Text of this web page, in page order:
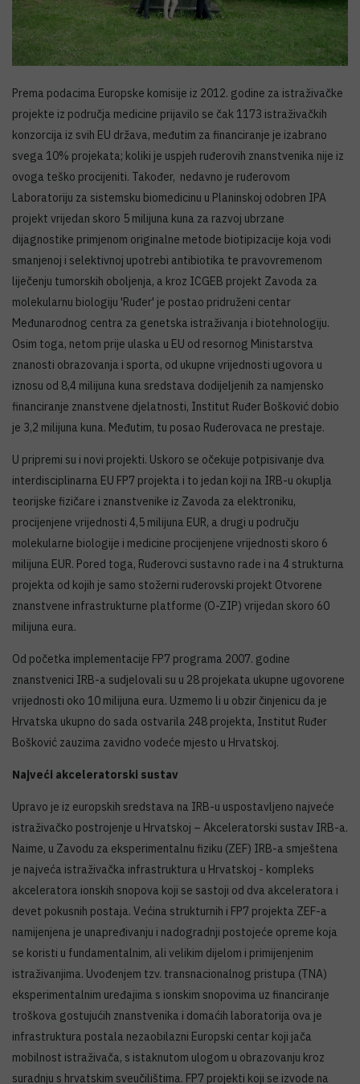
Prema podacima Europske komisije iz 2012. godine za istraživačke
projekte iz područja medicine prijavilo se čak 1173 istraživačkih
konzorcija iz svih EU država, međutim za financiranje je izabrano
svega 10% projekata; koliki je uspjeh ruđerovih znanstvenika nije iz
ovoga teško procijeniti. Također, nedavno je ruđerovom
Laboratoriju za sistemsku biomedicinu u Planinskoj odobren IPA
projekt vrijedan skoro 5 milijuna kuna za razvoj ubrzane
dijagnostike primjenom originalne metode biotipizacije koja vodi
smanjenoj i selektivnoj upotrebi antibiotika te pravovremenom
liječenju tumorskih oboljenja, a kroz ICGEB projekt Zavoda za
molekularnu biologiju 'Ruđer' je postao pridruženi centar
Međunarodnog centra za genetska istraživanja i biotehnologiju.
Osim toga, netom prije ulaska u EU od resornog Ministarstva
znanosti obrazovanja i sporta, od ukupne vrijednosti ugovora u
iznosu od 8,4 milijuna kuna sredstava dodijeljenih za namjensko
financiranje znanstvene djelatnosti, Institut Ruđer Bošković dobio
je 3,2 milijuna kuna. Međutim, tu posao Ruđerovaca ne prestaje.
U pripremi su i novi projekti. Uskoro se očekuje potpisivanje dva
interdisciplinarna EU FP7 projekta i to jedan koji na IRB-u okuplja
teorijske fizičare i znanstvenike iz Zavoda za elektroniku,
procijenjene vrijednosti 4,5 milijuna EUR, a drugi u području
molekularne biologije i medicine procijenjene vrijednosti skoro 6
milijuna EUR. Pored toga, Ruđerovci sustavno rade i na 4 strukturna
projekta od kojih je samo stožerni ruđerovski projekt Otvorene
znanstvene infrastrukturne platforme (O-ZIP) vrijedan skoro 60
milijuna eura.
Od početka implementacije FP7 programa 2007. godine
znanstvenici IRB-a sudjelovali su u 28 projekata ukupne ugovorene
vrijednosti oko 10 milijuna eura. Uzmemo li u obzir činjenicu da je
Hrvatska ukupno do sada ostvarila 248 projekta, Institut Ruđer
Bošković zauzima zavidno vodeće mjesto u Hrvatskoj.
Najveći akceleratorski sustav
Upravo je iz europskih sredstava na IRB-u uspostavljeno najveće
istraživačko postrojenje u Hrvatskoj – Akceleratorski sustav IRB-a.
Naime, u Zavodu za eksperimentalnu fiziku (ZEF) IRB-a smještena
je najveća istraživačka infrastruktura u Hrvatskoj - kompleks
akceleratora ionskih snopova koji se sastoji od dva akceleratora i
devet pokusnih postaja. Većina strukturnih i FP7 projekta ZEF-a
namijenjena je unapređivanju i nadogradnji postojeće opreme koja
se koristi u fundamentalnim, ali velikim dijelom i primijenjenim
istraživanjima. Uvođenjem tzv. transnacionalnog pristupa (TNA)
eksperimentalnim uređajima s ionskim snopovima uz financiranje
troškova gostujućih znanstvenika i domaćih laboratorija ova je
infrastruktura postala nezaobilazni Europski centar koji jača
mobilnost istraživača, s istaknutom ulogom u obrazovanju kroz
suradnju s hrvatskim sveučilištima. FP7 projekti koji se izvode na